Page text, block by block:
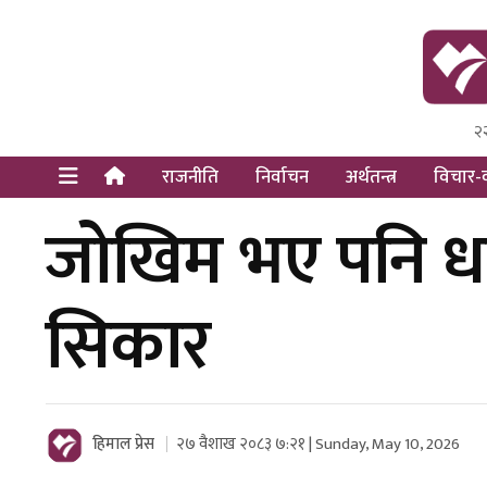
Himal
Dot
राजनीति निर्वाचन अर्थतन्त्र विचार-
जोखिम भए पनि
सिकार
हिमाल प्रेस २७ वैशाख २०८३ ७:२१ | Sunday, May 10, 2026